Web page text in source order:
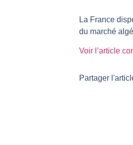
CAC
La France
du marché
Voir l’article
Partager